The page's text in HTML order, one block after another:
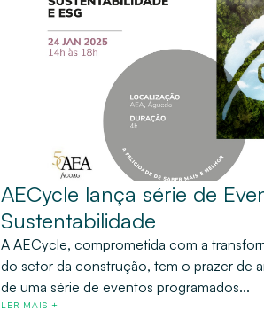
AECycle lança série de
Sustentabilidade
A AECycle, comprometida com a
do setor da construção, tem o prazer de
de uma série de eventos programados...
LER MAIS +